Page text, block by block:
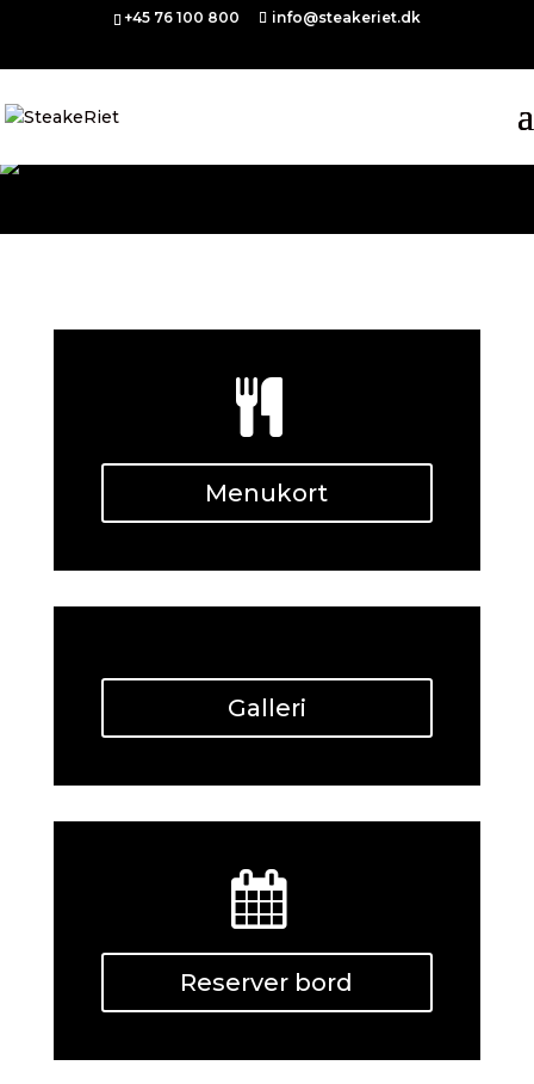
+45 76 100 800 info@steakeriet.dk
Menukort
Galleri
Reserver bord